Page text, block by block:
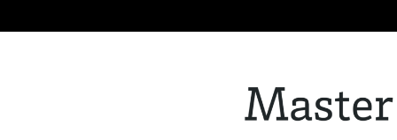
to